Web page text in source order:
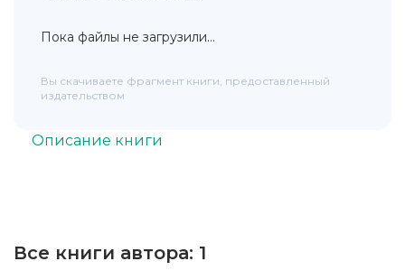
Описание книги
Все книги автора: 1
Пока файлы не загрузили...
Вы скачиваете фрагмент книги, предоставленный
издательством